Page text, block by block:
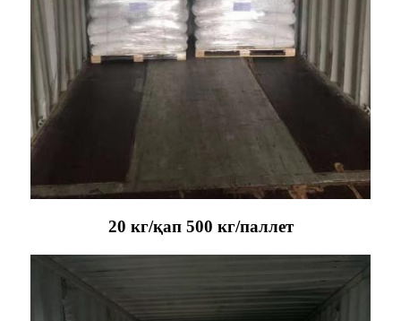
20 кг/қап 500 кг/паллет